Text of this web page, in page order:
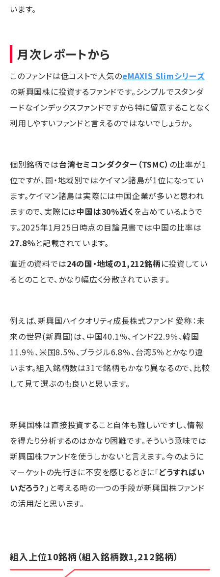
います。
月次レポートから
このファンドは低コストで人気のeMAXIS Slimシリーズ
の新興国株に投資するファンドです。シンプルでスタンダ
ードなインデックスファンドですから特に留意することなく
利用しやすいファンドと言えるのではないでしょうか。
個別銘柄では台湾セミコンダクター（TSMC） の比率が1
位ですが、国・地域別ではケイマン諸島が1位になってい
ます。ケイマン諸島は実際には中国企業が多いと思われ
ますので、実際には中国は30％近くを占めているようで
す。2025年1月25日時点の目論見書では中国の比率は
27.8％と記載されています。
直近の資料では24の国・地域の1,212銘柄に投資してい
るとのことで、かなり幅広く分散されています。
例えば、新興国ハイクオリティ成長株式ファンド 愛称：未
来の世界(新興国)は、中国40.1％、インド22.9％、韓国
11.9％、米国8.5％、ブラジル6.8％、台湾5％とかなり違
います。組入銘柄数は31で銘柄もかなり異なるので、比較
して見て選ぶのも良いと思います。
新興国株は直接投資すること自体も難しいですし、情報
を得たり分析するのはかなり困難です。そういう意味では
新興国株ファンドを使うしかないと言えます。今のように
マーケットの先行きに不安を感じるときに「どうすればい
いだろう？ 」と考える時の一つの手段が新興国株ファンド
の活用だと思います。
組入上位10銘柄（組入銘柄数1,212銘柄）